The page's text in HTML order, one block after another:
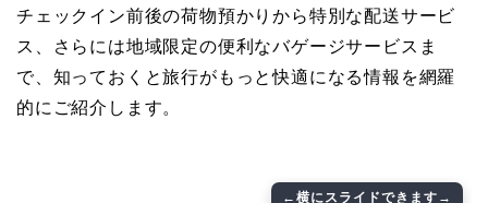
チェックイン前後の荷物預かりから特別な配送サービ
ス、さらには地域限定の便利なバゲージサービスま
で、知っておくと旅行がもっと快適になる情報を網羅
的にご紹介します。